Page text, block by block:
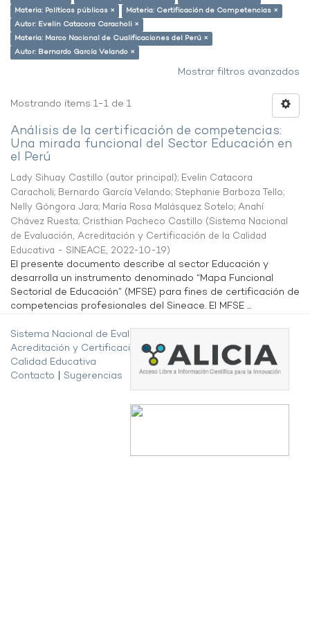
Materia: Políticas públicas ×
Materia: Certificación de Competencias ×
Autor: Evelin Catacora Caracholi ×
Materia: Marco Nacional de Cualificaciones del Perú ×
Autor: Bernardo García Velando ×
Mostrar filtros avanzados
Mostrando ítems 1-1 de 1
Análisis de la certificación de competencias:
Una mirada funcional del Sector Educación en
el Perú
Lady Sihuay Castillo (autor principal); Evelin Catacora
Caracholi; Bernardo García Velando; Stephanie Barboza Tello;
Nelly Góngora Jara; María Rosa Malásquez Sotelo; Anahí
Chávez Ruesta; Cristhian Pacheco Castillo (Sistema Nacional
de Evaluación, Acreditación y Certificación de la Calidad
Educativa - SINEACE, 2022-10-19)
El presente documento describe al sector Educación y
desarrolla un instrumento denominado “Mapa Funcional
Sectorial de Educación” (MFSE) para fines de certificación de
competencias profesionales del Sineace. El MFSE ...
Sistema Nacional de Evaluación,
Acreditación y Certificación de la
Calidad Educativa
Contacto
Sugerencias